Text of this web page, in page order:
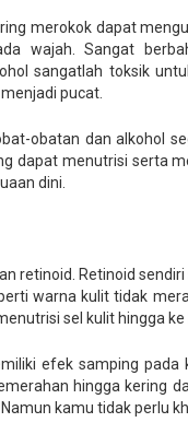
merokok dapat
wajah. Sangat
sangatlah toksik
pucat.
obatan dan alkohol
dapat menutrisi serta
dini.
retinoid. Retinoid
warna kulit tidak
sel kulit hingga ke
efek samping
hingga kering
kamu tidak perlu